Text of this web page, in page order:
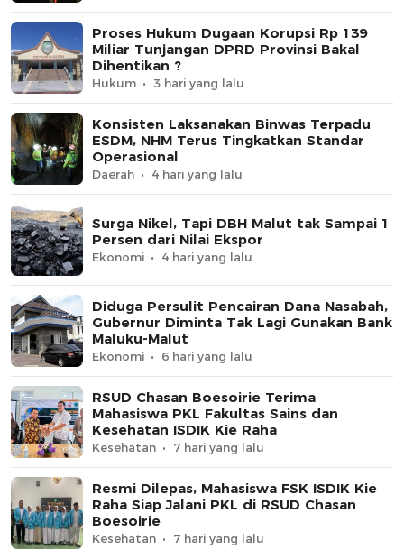
Proses Hukum Dugaan Korupsi Rp 139
Miliar Tunjangan DPRD Provinsi Bakal
Dihentikan ?
Hukum 3 hari yang lalu
Konsisten Laksanakan Binwas Terpadu
ESDM, NHM Terus Tingkatkan Standar
Operasional
Daerah 4 hari yang lalu
Surga Nikel, Tapi DBH Malut tak Sampai 1
Persen dari Nilai Ekspor
Ekonomi 4 hari yang lalu
Diduga Persulit Pencairan Dana Nasabah,
Gubernur Diminta Tak Lagi Gunakan Bank
Maluku-Malut
Ekonomi 6 hari yang lalu
RSUD Chasan Boesoirie Terima
Mahasiswa PKL Fakultas Sains dan
Kesehatan ISDIK Kie Raha
Kesehatan 7 hari yang lalu
Resmi Dilepas, Mahasiswa FSK ISDIK Kie
Raha Siap Jalani PKL di RSUD Chasan
Boesoirie
Kesehatan 7 hari yang lalu